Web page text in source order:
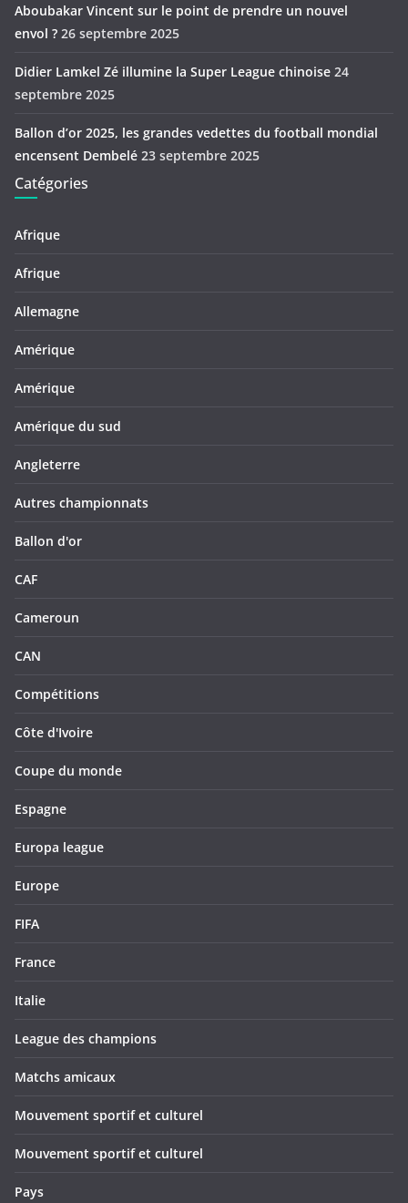
Aboubakar Vincent sur le point de prendre un nouvel
envol ? 26 septembre 2025
Didier Lamkel Zé illumine la Super League chinoise 24
septembre 2025
Ballon d’or 2025, les grandes vedettes du football mondial
encensent Dembelé 23 septembre 2025
Catégories
Afrique
Afrique
Allemagne
Amérique
Amérique
Amérique du sud
Angleterre
Autres championnats
Ballon d'or
CAF
Cameroun
CAN
Compétitions
Côte d'Ivoire
Coupe du monde
Espagne
Europa league
Europe
FIFA
France
Italie
League des champions
Matchs amicaux
Mouvement sportif et culturel
Mouvement sportif et culturel
Pays